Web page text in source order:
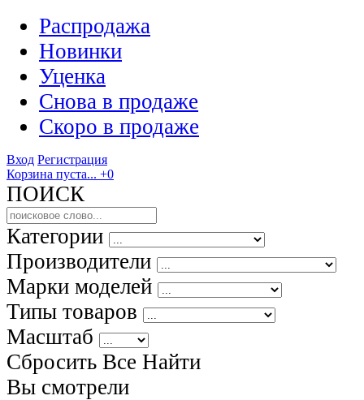
Распродажа
Новинки
Уценка
Снова в продаже
Скоро в продаже
Вход Регистрация
Корзина пуста... +0
ПОИСК
Категории
Производители
Марки моделей
Типы товаров
Масштаб
Сбросить Все Найти
Вы смотрели